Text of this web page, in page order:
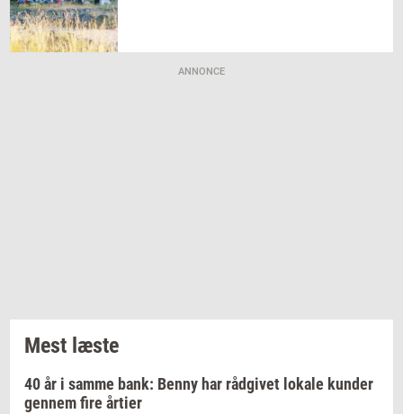
ANNONCE
Mest læste
40 år i samme bank: Benny har rådgivet lokale kunder
gennem fire årtier